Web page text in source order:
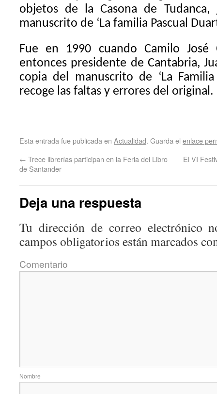
objetos de la Casona de
manuscrito de ‘La familia Pascual
Fue en 1990 cuando Camilo
entonces presidente de Cantabria,
copia del manuscrito de ‘La Familia
recoge las faltas y errores del original.
Esta entrada fue publicada en Actualidad. Guarda el enlace
← Trece librerías participan en la Feria del Libro
de Santander
El VI
Deja una respuesta
Tu dirección de correo electrónico
campos obligatorios están marcados